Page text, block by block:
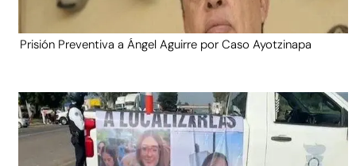
Prisión Preventiva a Ángel Aguirre por Caso Ayotzinapa